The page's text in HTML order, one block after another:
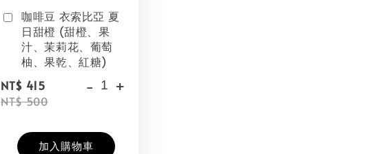
咖啡豆 衣索比亞 夏
日甜橙 (甜橙、果
汁、茉莉花、葡萄
柚、果乾、紅糖)
NT$ 415
NT$ 500
- +
加入購物車